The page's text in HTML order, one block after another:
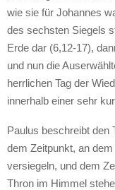
wie sie für Johannes
des sechsten Siegels
Erde dar (6,12-17),
und nun die
herrlichen Tag der
innerhalb einer sehr
Paulus beschreibt den
dem Zeitpunkt, an
versiegeln, und dem
Thron im Himmel